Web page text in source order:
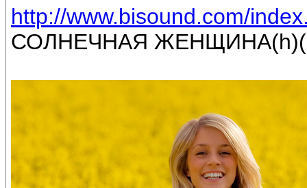
http://www.bisound.com/
СОЛНЕЧНАЯ